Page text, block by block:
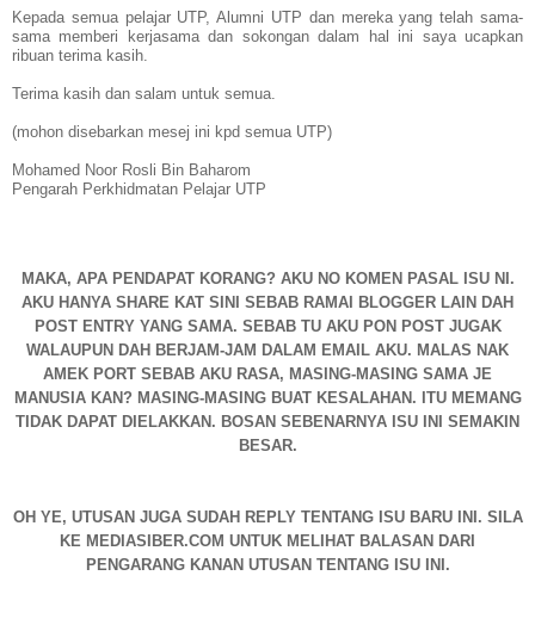
Kepada semua pelajar UTP, Alumni UTP dan mereka yang telah sama-
sama memberi kerjasama dan sokongan dalam hal ini saya ucapkan
ribuan terima kasih.
Terima kasih dan salam untuk semua.
(mohon disebarkan mesej ini kpd semua UTP)
Mohamed Noor Rosli Bin Baharom
Pengarah Perkhidmatan Pelajar UTP
MAKA, APA PENDAPAT KORANG? AKU NO KOMEN PASAL ISU NI.
AKU HANYA SHARE KAT SINI SEBAB RAMAI BLOGGER LAIN DAH
POST ENTRY YANG SAMA. SEBAB TU AKU PON POST JUGAK
WALAUPUN DAH BERJAM-JAM DALAM EMAIL AKU. MALAS NAK
AMEK PORT SEBAB AKU RASA, MASING-MASING SAMA JE
MANUSIA KAN? MASING-MASING BUAT KESALAHAN. ITU MEMANG
TIDAK DAPAT DIELAKKAN. BOSAN SEBENARNYA ISU INI SEMAKIN
BESAR.
OH YE, UTUSAN JUGA SUDAH REPLY TENTANG ISU BARU INI. SILA
KE MEDIASIBER.COM UNTUK MELIHAT BALASAN DARI
PENGARANG KANAN UTUSAN TENTANG ISU INI.